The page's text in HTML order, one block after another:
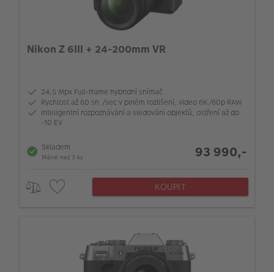
Nikon Z 6III + 24-200mm VR
24,5 Mpx Full-frame hybridní snímač
Rychlost až 60 sn./sec v plném rozlišení, video 6K/60p RAW
Inteligentní rozpoznávání a sledování objektů, ostření až do
-10 EV
Skladem
Méně než 3 ks 93 990,-
KOUPIT